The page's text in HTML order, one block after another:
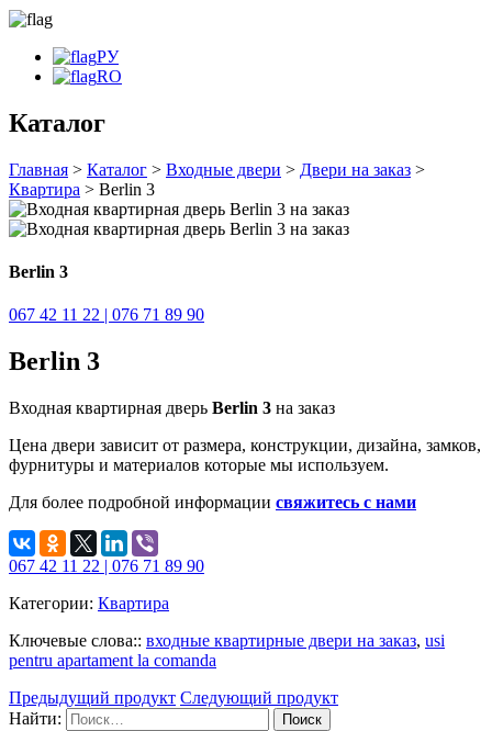
РУ
RO
Каталог
Главная > Каталог > Входные двери > Двери на заказ >
Квартира > Berlin 3
Berlin 3
067 42 11 22 | 076 71 89 90
Berlin 3
Входная квартирная дверь Berlin 3 на заказ
Цена двери зависит от размера, конструкции, дизайна, замков,
фурнитуры и материалов которые мы используем.
Для более подробной информации свяжитесь с нами
067 42 11 22 | 076 71 89 90
Категории: Квартира
Ключевые слова:: входные квартирные двери на заказ, usi
pentru apartament la comanda
Предыдущий продукт Следующий продукт
Найти: